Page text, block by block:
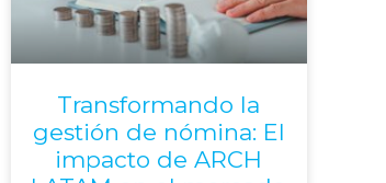
Transformando la
gestión de nómina: El
impacto de ARCH